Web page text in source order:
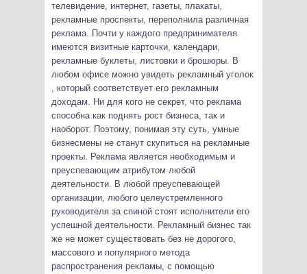
телевидение, интернет, газеты, плакаты,
рекламные проспекты, переполнила различная
реклама. Почти у каждого предпринимателя
имеются визитные карточки, календари,
рекламные буклеты, листовки и брошюры. В
любом офисе можно увидеть рекламный уголок
, который соответствует его рекламным
доходам. Ни для кого не секрет, что реклама
способна как поднять рост бизнеса, так и
наоборот. Поэтому, понимая эту суть, умные
бизнесмены не станут скупиться на рекламные
проекты. Реклама является необходимым и
преуспевающим атрибутом любой
деятельности. В любой преуспевающей
организации, любого целеустремленного
руководителя за спиной стоят исполнители его
успешной деятельности. Рекламный бизнес так
же не может существовать без не дорогого,
массового и популярного метода
распространения рекламы, с помощью